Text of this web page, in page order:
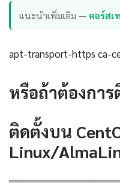
แนะนำเพิ่มเติม — คอร์สเ
apt-transport-https ca-
หรือถ้าต้องกา
ติดตั้งบน
Linux/